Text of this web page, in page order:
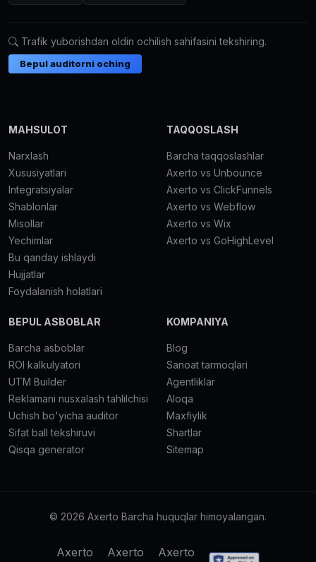
Trafik yuborishdan oldin ochilish sahifasini tekshiring.
Bepul auditorni oching
MAHSULOT
Narxlash
Xususiyatlari
Integratsiyalar
Shablonlar
Misollar
Yechimlar
Bu qanday ishlaydi
Hujjatlar
Foydalanish holatlari
TAQQOSLASH
Barcha taqqoslashlar
Axerto vs Unbounce
Axerto vs ClickFunnels
Axerto vs Webflow
Axerto vs Wix
Axerto vs GoHighLevel
BEPUL ASBOBLAR
Barcha asboblar
ROI kalkulyatori
UTM Builder
Reklamani nusxalash tahlilchisi
Uchish bo'yicha auditor
Sifat ball tekshiruvi
Qisqa generator
KOMPANIYA
Blog
Sanoat tarmoqlari
Agentliklar
Aloqa
Maxfiylik
Shartlar
Sitemap
© 2026 Axerto Barcha huquqlar himoyalangan.
Axerto Axerto Axerto